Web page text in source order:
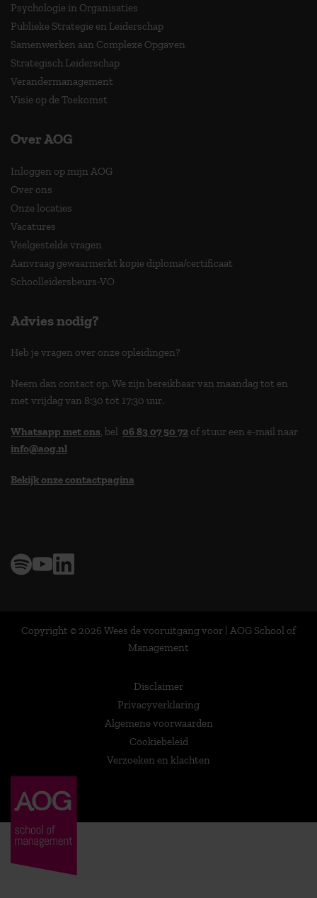
Psychologie in Organisaties
Publieke Strategie en Leiderschap
Samenwerken aan Complexe Opgaven
Strategisch Leiderschap
Verandermanagement
Visie op de Toekomst
Over AOG
Inloggen op mijn AOG
Over ons
Onze locaties
Vacatures
Veelgestelde vragen
Aanvraag gewaarmerkt kopie diploma/certificaat
Schoolleidersbeurs-VO
Advies nodig?
Heb je vragen over onze opleidingen?
Neem dan contact op. We zijn bereikbaar van maandag tot en
met vrijdag van 8:30 tot 17:30 uur.
Whatsapp met ons, bel 06 83 07 50 72 of stuur een e-mail naar
info@aog.nl
Bekijk onze contactpagina
Copyright © 2026 Wees de vooruitgang voor | AOG School of
Management
Disclaimer
Privacyverklaring
Algemene voorwaarden
Cookiebeleid
Verzoeken en klachten